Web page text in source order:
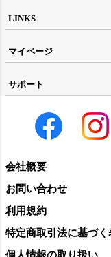
LINKS
マイページ
サポート
会社概要
お問い合わせ
利用規約
特定商取引法に基づく